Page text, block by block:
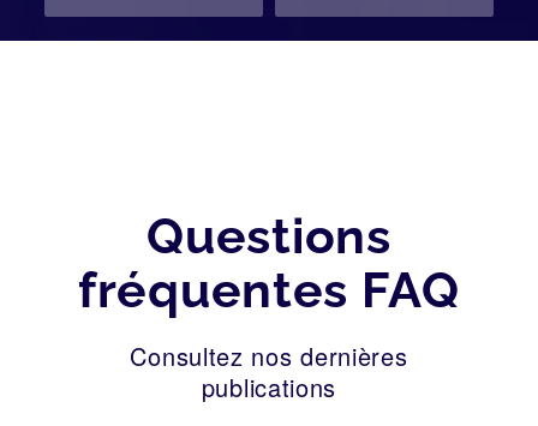
Questions
fréquentes FAQ
Consultez nos dernières
publications